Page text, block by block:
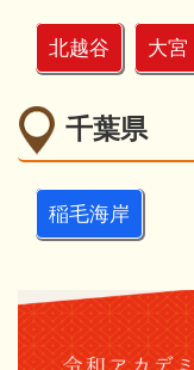
北越谷 大宮
千葉県
稲毛海岸